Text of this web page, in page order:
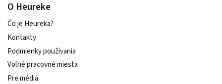
O Heureke
Čo je Heureka?
Kontakty
Podmienky používania
Voľné pracovné miesta
Pre médiá